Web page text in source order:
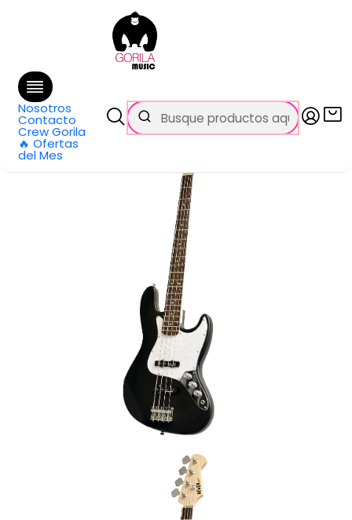
Nosotros
Contacto
Crew Gorila
🔥 Ofertas
del Mes
GRATIS
en Santiago y $99.990 en Regiones
Categorías
Bajo Electrico JB Negro JB-BLK NEWEN